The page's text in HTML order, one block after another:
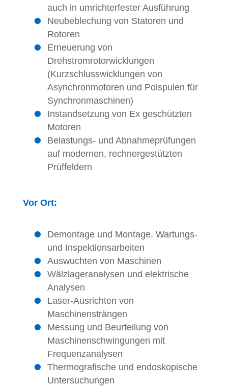
auch in umrichterfester Ausführung
Neubeblechung von Statoren und
Rotoren
Erneuerung von
Drehstromrotorwicklungen
(Kurzschlusswicklungen von
Asynchronmotoren und Polspulen für
Synchronmaschinen)
Instandsetzung von Ex geschützten
Motoren
Belastungs- und Abnahmeprüfungen
auf modernen, rechnergestützten
Prüffeldern
Vor Ort:
Demontage und Montage, Wartungs-
und Inspektionsarbeiten
Auswuchten von Maschinen
Wälzlageranalysen und elektrische
Analysen
Laser-Ausrichten von
Maschinensträngen
Messung und Beurteilung von
Maschinenschwingungen mit
Frequenzanalysen
Thermografische und endoskopische
Untersuchungen